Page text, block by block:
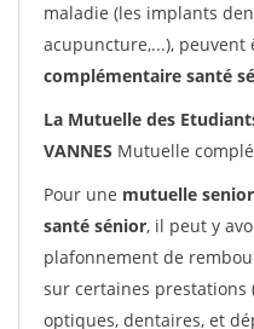
maladie (les implants
acupuncture,...),
complémentaire santé
La Mutuelle des
VANNES Mutuelle
Pour une mutuelle senior
santé sénior, il peut y
plafonnement de
sur certaines
optiques, dentaires, et